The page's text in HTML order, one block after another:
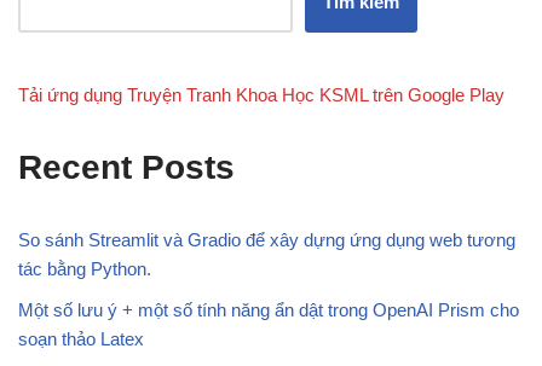
Tải ứng dụng Truyện Tranh Khoa Học KSML trên Google Play
Recent Posts
So sánh Streamlit và Gradio để xây dựng ứng dụng web tương
tác bằng Python.
Một số lưu ý + một số tính năng ẩn dật trong OpenAI Prism cho
soạn thảo Latex